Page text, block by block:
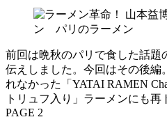
前回は晩秋のパリで食した話題
伝えしました。今回はその後編
れなかった「YATAI RAMEN
トリュフ入り」ラーメンにも再
PAGE 2